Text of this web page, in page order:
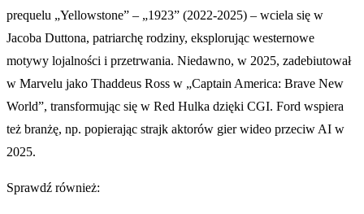
prequelu „Yellowstone” – „1923” (2022-2025) – wciela się w
Jacoba Duttona, patriarchę rodziny, eksplorując westernowe
motywy lojalności i przetrwania. Niedawno, w 2025, zadebiutował
w Marvelu jako Thaddeus Ross w „Captain America: Brave New
World”, transformując się w Red Hulka dzięki CGI. Ford wspiera
też branżę, np. popierając strajk aktorów gier wideo przeciw AI w
2025.
Sprawdź również: